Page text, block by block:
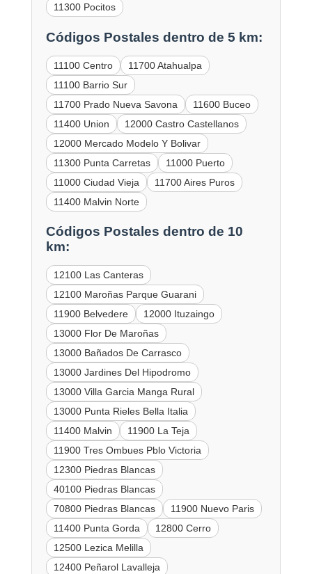
11300 Pocitos
Códigos Postales dentro de 5 km:
11100 Centro
11700 Atahualpa
11100 Barrio Sur
11700 Prado Nueva Savona
11600 Buceo
11400 Union
12000 Castro Castellanos
12000 Mercado Modelo Y Bolivar
11300 Punta Carretas
11000 Puerto
11000 Ciudad Vieja
11700 Aires Puros
11400 Malvin Norte
Códigos Postales dentro de 10
km:
12100 Las Canteras
12100 Maroñas Parque Guarani
11900 Belvedere
12000 Ituzaingo
13000 Flor De Maroñas
13000 Bañados De Carrasco
13000 Jardines Del Hipodromo
13000 Villa Garcia Manga Rural
13000 Punta Rieles Bella Italia
11400 Malvin
11900 La Teja
11900 Tres Ombues Pblo Victoria
12300 Piedras Blancas
40100 Piedras Blancas
70800 Piedras Blancas
11900 Nuevo Paris
11400 Punta Gorda
12800 Cerro
12500 Lezica Melilla
12400 Peñarol Lavalleja